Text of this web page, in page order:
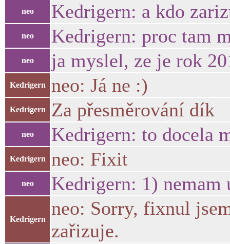
neo Kedrigern: a kdo
neo Kedrigern: proc tam
neo ja myslel, ze je rok
Kedrigern neo: Já ne :)
Kedrigern Za přesměrování dík
neo Kedrigern: to docela
Kedrigern neo: Fixit
neo Kedrigern: 1) nemam
Kedrigern
neo: Sorry, fixnul
zařizuje.